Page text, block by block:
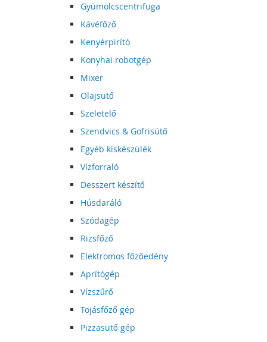
Gyümölcscentrifuga
Kávéfőző
Kenyérpirító
Konyhai robotgép
Mixer
Olajsütő
Szeletelő
Szendvics & Gofrisütő
Egyéb kiskészülék
Vízforraló
Desszert készítő
Húsdaráló
Szódagép
Rizsfőző
Elektromos főzőedény
Aprítógép
Vízszűrő
Tojásfőző gép
Pizzasütő gép